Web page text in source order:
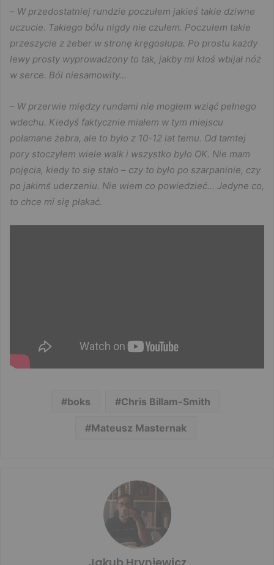
– W przedostatniej rundzie poczułem jakieś takie dziwne
uczucie. Takiego bólu nigdy nie czułem. Poczułem takie
przeszycie z żeber w stronę kręgosłupa. Po prostu każdy
lewy prosty wyprowadzony to tak, jakby mi ktoś wbijał nóż
w serce. Ból niesamowity…
– W przerwie między rundami nie mogłem wziąć pełnego
wdechu. Kiedyś faktycznie miałem w tym miejscu
połamane żebra, ale to było z 10-12 lat temu. Od tamtej
pory stoczyłem wiele walk i wszystko było OK. Nie mam
pojęcia, kiedy to się stało – czy to było po szarpaninie, czy
po jakimś uderzeniu. Nie wiem co powiedzieć… Jedyne co,
to chce mi się płakać.
boks Chris Billam-Smith
Mateusz Masternak